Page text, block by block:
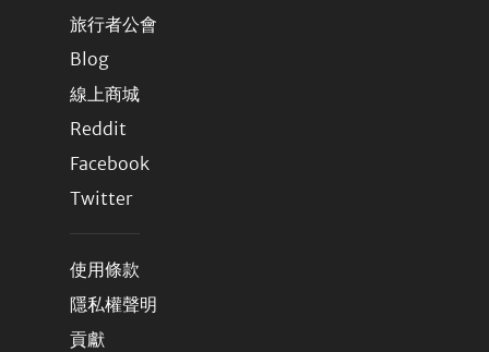
旅行者公會
Blog
線上商城
Reddit
Facebook
Twitter
使用條款
隱私權聲明
貢獻